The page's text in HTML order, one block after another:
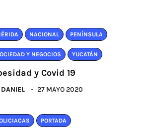
NACIONAL PENÍNSULA
Y NEGOCIOS YUCATÁN
y Covid 19
DANIEL 27 MAYO 2020
PORTADA